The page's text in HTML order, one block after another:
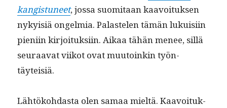
kangis­tuneet, jos­sa suomi­taan kaavoituk­sen
nyky­isiä ongelmia. Palaste­len tämän lukuisi­in
pieni­in kir­joituk­si­in. Aikaa tähän menee, sil­lä
seu­raa­vat viikot ovat muu­toinkin työn­
täyteisiä.
Lähtöko­hdas­ta olen samaa mieltä. Kaavoituk­